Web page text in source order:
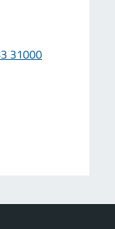
31000